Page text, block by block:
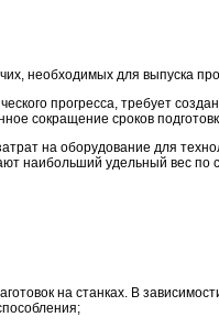
необходимых для выпуска
прогресса, требует
сокращение сроков
на оборудование для
удельный вес по
на станках. В